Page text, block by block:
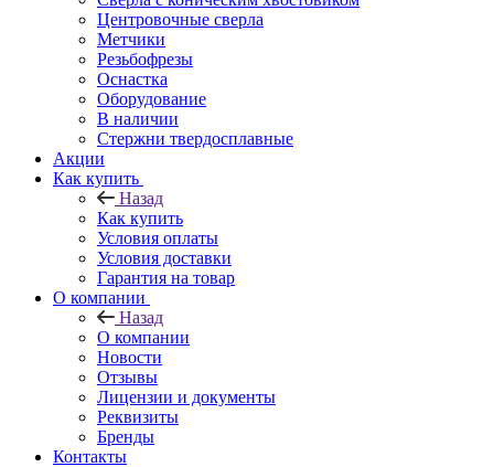
Центровочные сверла
Метчики
Резьбофрезы
Оснастка
Оборудование
В наличии
Стержни твердосплавные
Акции
Как купить
Назад
Как купить
Условия оплаты
Условия доставки
Гарантия на товар
О компании
Назад
О компании
Новости
Отзывы
Лицензии и документы
Реквизиты
Бренды
Контакты